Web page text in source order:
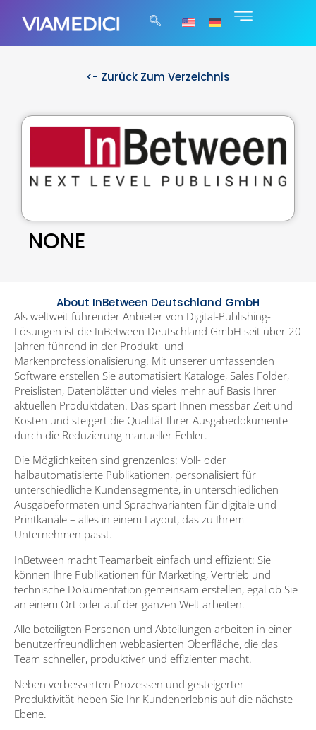
<- Zurück Zum Verzeichnis
NONE
About InBetween Deutschland GmbH
Als weltweit führender Anbieter von Digital-Publishing-
Lösungen ist die InBetween Deutschland GmbH seit über 20
Jahren führend in der Produkt- und
Markenprofessionalisierung. Mit unserer umfassenden
Software erstellen Sie automatisiert Kataloge, Sales Folder,
Preislisten, Datenblätter und vieles mehr auf Basis Ihrer
aktuellen Produktdaten. Das spart Ihnen messbar Zeit und
Kosten und steigert die Qualität Ihrer Ausgabedokumente
durch die Reduzierung manueller Fehler.
Die Möglichkeiten sind grenzenlos: Voll- oder
halbautomatisierte Publikationen, personalisiert für
unterschiedliche Kundensegmente, in unterschiedlichen
Ausgabeformaten und Sprachvarianten für digitale und
Printkanäle – alles in einem Layout, das zu Ihrem
Unternehmen passt.
InBetween macht Teamarbeit einfach und effizient: Sie
können Ihre Publikationen für Marketing, Vertrieb und
technische Dokumentation gemeinsam erstellen, egal ob Sie
an einem Ort oder auf der ganzen Welt arbeiten.
Alle beteiligten Personen und Abteilungen arbeiten in einer
benutzerfreundlichen webbasierten Oberfläche, die das
Team schneller, produktiver und effizienter macht.
Neben verbesserten Prozessen und gesteigerter
Produktivität heben Sie Ihr Kundenerlebnis auf die nächste
Ebene.